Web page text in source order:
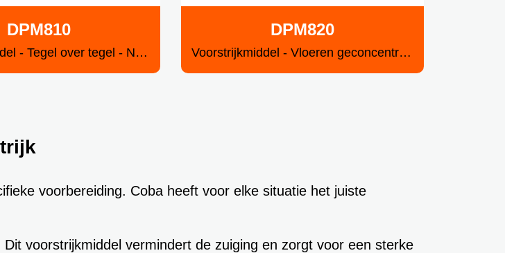
DPM810
Voorstrijkmiddel - Tegel over tegel - Niet-zuigende ondergronden
DPM820
Voorstrijkmiddel - Vloeren geconcentreerd
voorbereiding. Coba heeft voor elke situatie het juiste
Dit voorstrijkmiddel vermindert de zuiging en zorgt voor een sterke